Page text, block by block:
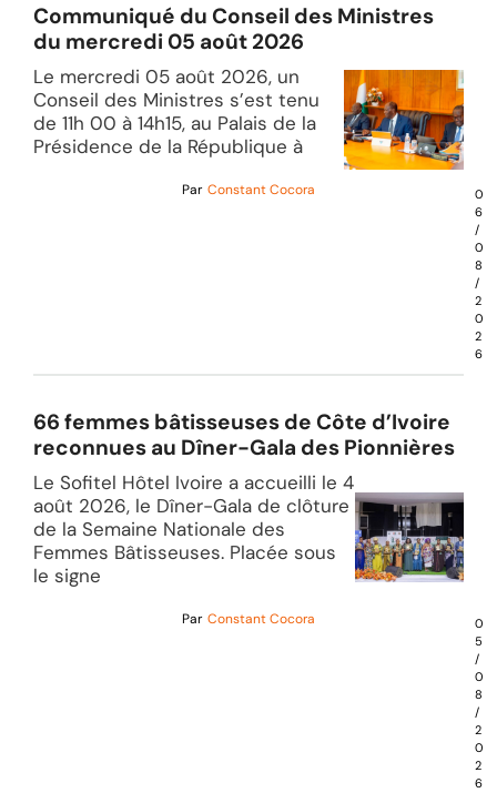
Communiqué du Conseil des Ministres
du mercredi 05 août 2026
Le mercredi 05 août 2026, un
Conseil des Ministres s’est tenu
de 11h 00 à 14h15, au Palais de la
Présidence de la République à
Par Constant Cocora
0
6
/
0
8
/
2
0
2
6
66 femmes bâtisseuses de Côte d’Ivoire
reconnues au Dîner-Gala des Pionnières
Le Sofitel Hôtel Ivoire a accueilli le 4
août 2026, le Dîner-Gala de clôture
de la Semaine Nationale des
Femmes Bâtisseuses. Placée sous
le signe
Par Constant Cocora
0
5
/
0
8
/
2
0
2
6